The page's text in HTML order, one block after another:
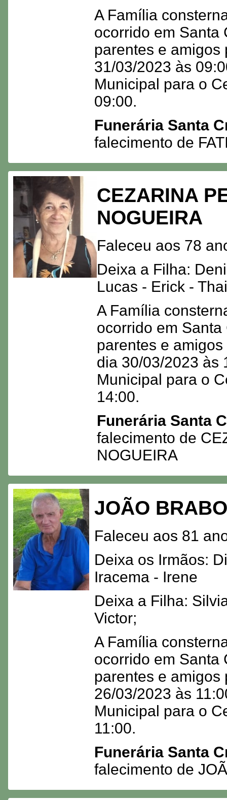
A Família
ocorrido em Santa
parentes e amigos
31/03/2023 às
Municipal para o
09:00.
Funerária Santa
falecimento de
CEZARINA
NOGUEIRA
Faleceu aos 78
Deixa a Filha:
Lucas - Erick -
A Família
ocorrido em
parentes e
dia 30/03/2023 às
Municipal para o
14:00.
Funerária Santa
falecimento de
NOGUEIRA
JOÃO
Faleceu aos 81
Deixa os Irmãos:
Iracema - Irene
Deixa a Filha:
Victor;
A Família
ocorrido em Santa
parentes e amigos
26/03/2023 às
Municipal para o
11:00.
Funerária Santa
falecimento de